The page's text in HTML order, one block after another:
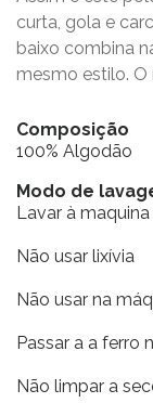
curta, gola e
baixo combina
mesmo estilo.
Composição
100% Algodão
Modo de
Lavar à
Não usar lixívia
Não usar na
Passar a a ferro
Não limpar a